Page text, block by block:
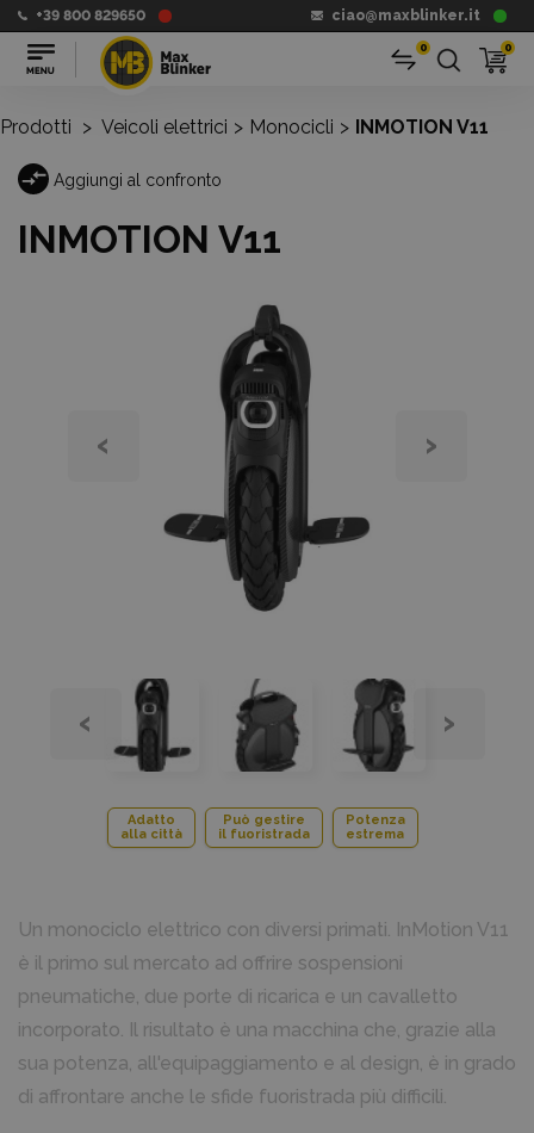
+39 800 829650 ciao@maxblinker.it
0 0
Prodotti > Veicoli elettrici > Monocicli > INMOTION V11
Aggiungi al confronto
INMOTION V11
‹ ›
‹ ›
Adatto
alla città
Può gestire
il fuoristrada
Potenza
estrema
Un monociclo elettrico con diversi primati. InMotion V11
è il primo sul mercato ad offrire sospensioni
pneumatiche, due porte di ricarica e un cavalletto
incorporato. Il risultato è una macchina che, grazie alla
sua potenza, all'equipaggiamento e al design, è in grado
di affrontare anche le sfide fuoristrada più difficili.